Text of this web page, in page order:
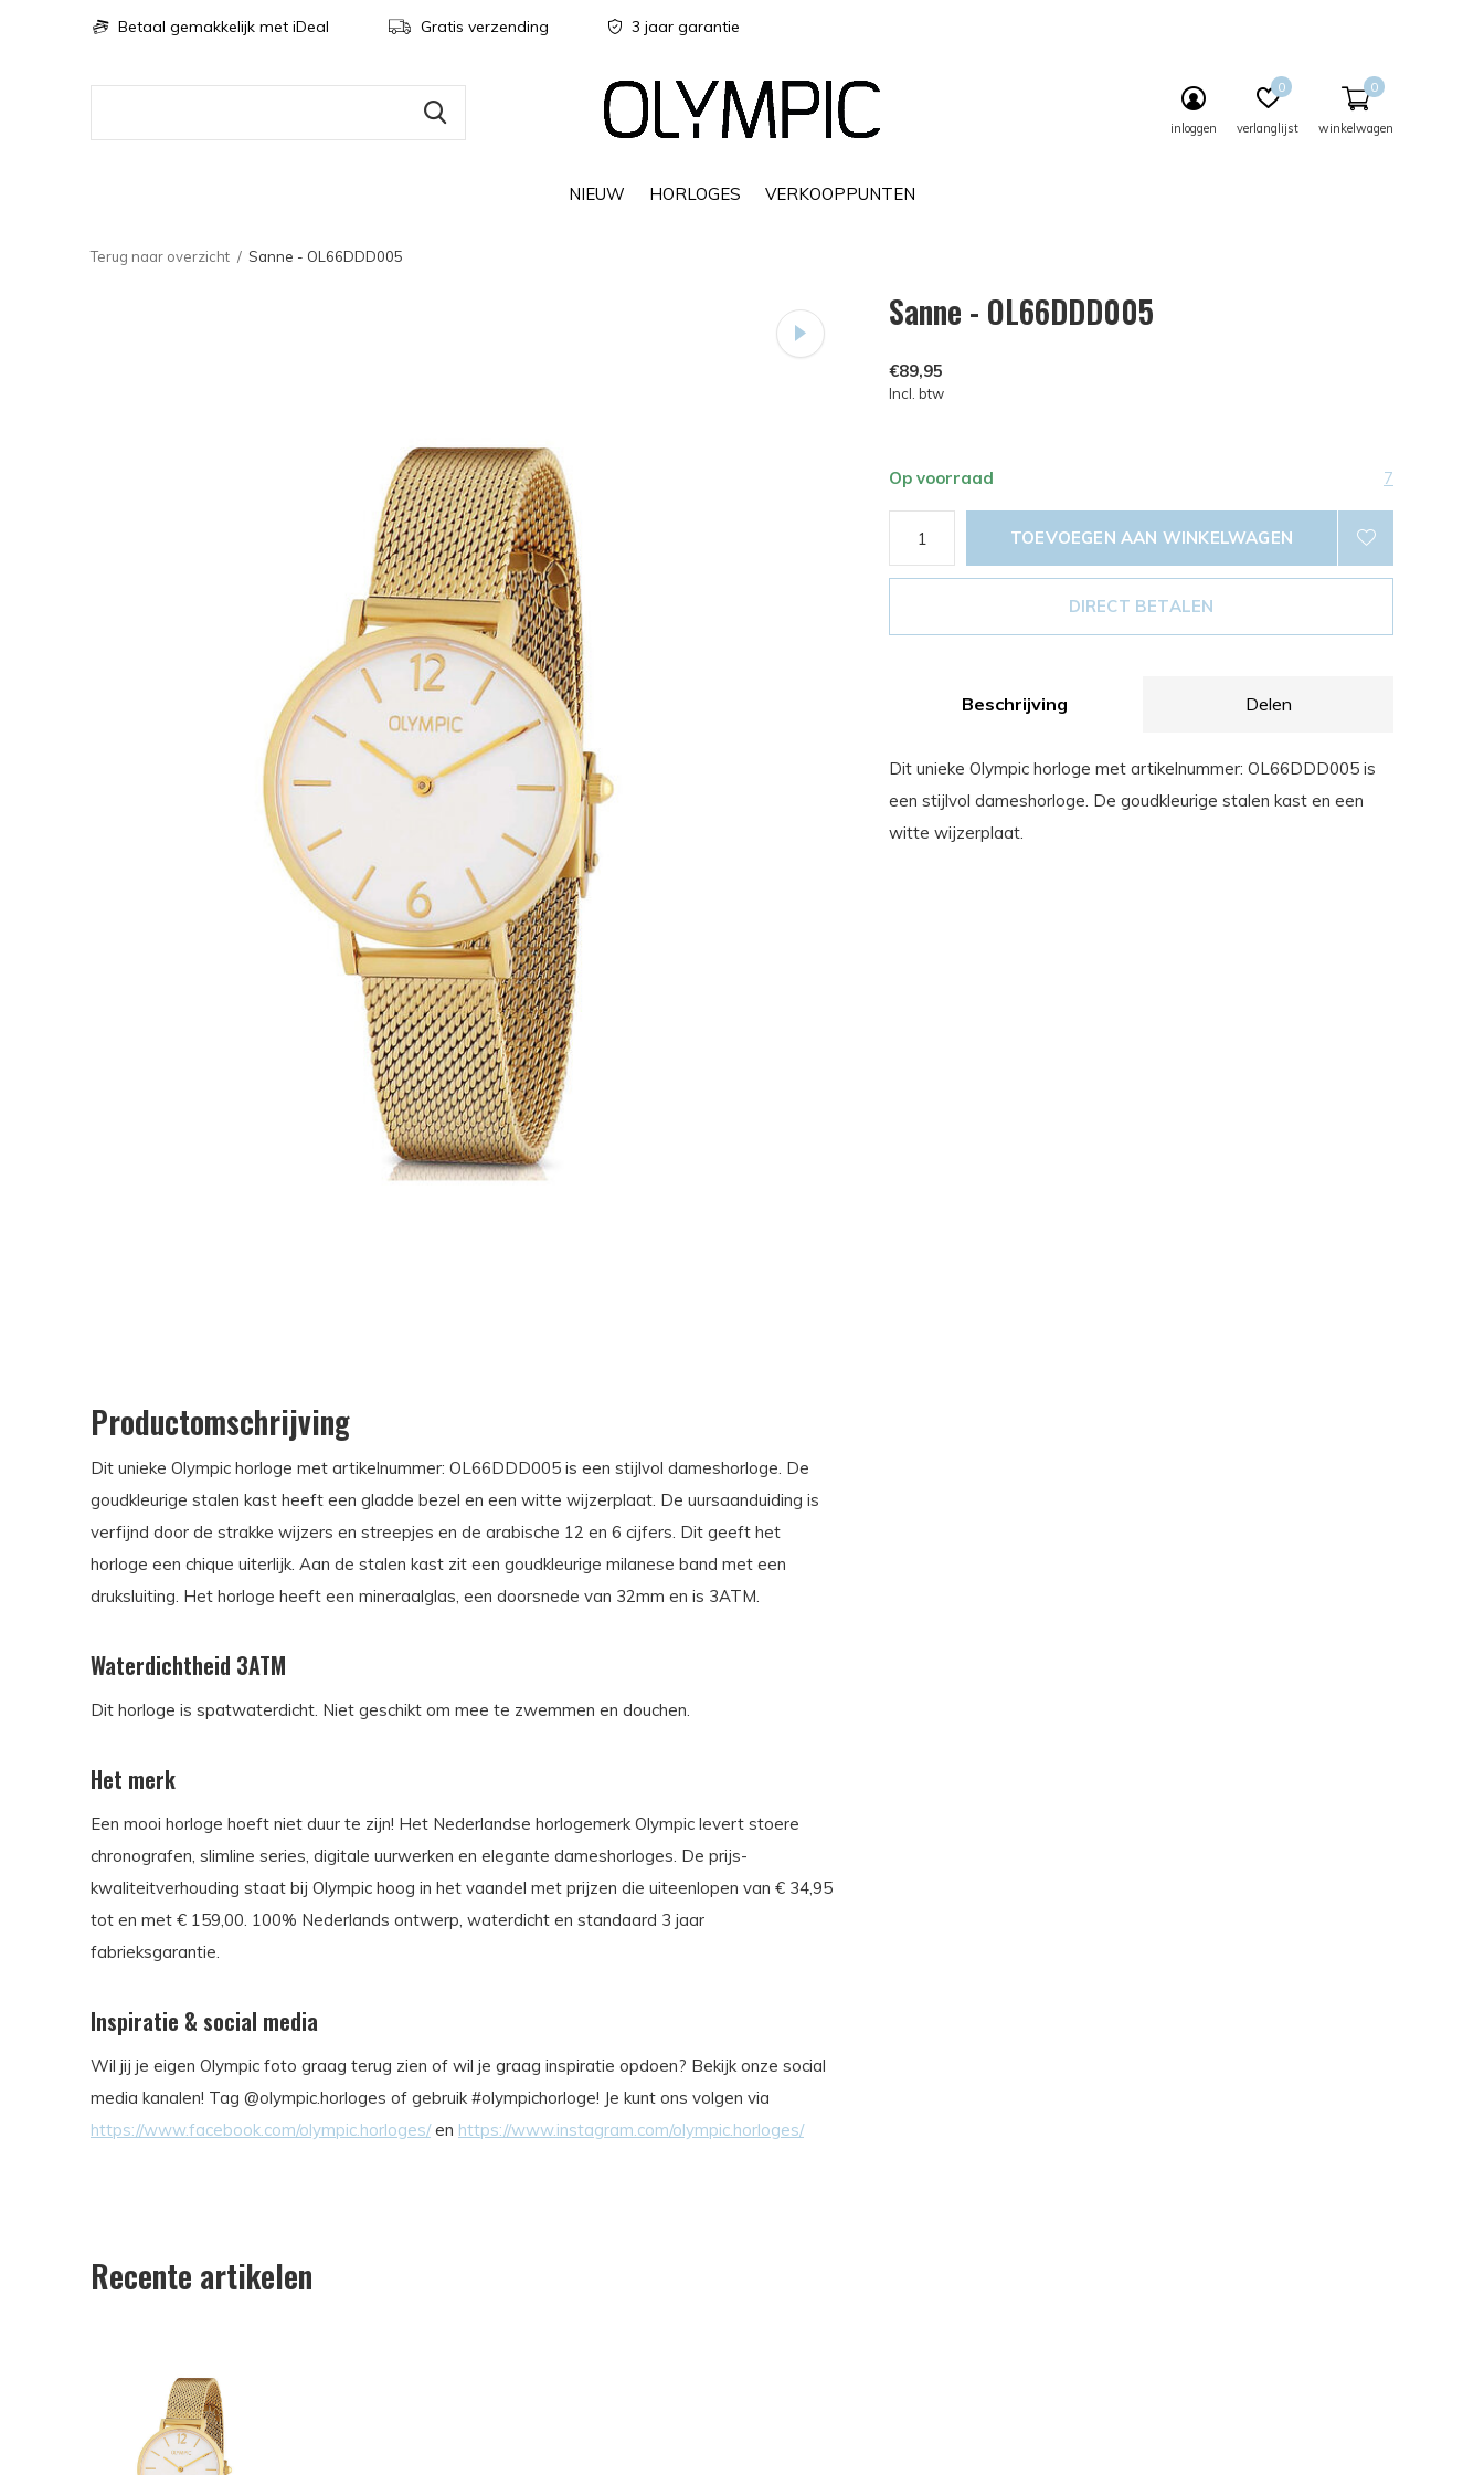
NIEUW HORLOGES VERKOOPPUNTEN
inloggen verlanglijst
0
winkelwagen
0
Betaal gemakkelijk met iDeal Gratis verzending 3 jaar garantie
Terug naar overzicht Sanne - OL66DDD005
Sanne - OL66DDD005
€89,95
Incl. btw
Op voorraad 7
TOEVOEGEN AAN WINKELWAGEN
DIRECT BETALEN
Beschrijving Delen
Dit unieke Olympic horloge met artikelnummer: OL66DDD005 is
een stijlvol dameshorloge. De goudkleurige stalen kast en een
witte wijzerplaat.
Productomschrijving
Dit unieke Olympic horloge met artikelnummer: OL66DDD005 is een stijlvol dameshorloge. De
goudkleurige stalen kast heeft een gladde bezel en een witte wijzerplaat. De uursaanduiding is
verfijnd door de strakke wijzers en streepjes en de arabische 12 en 6 cijfers. Dit geeft het
horloge een chique uiterlijk. Aan de stalen kast zit een goudkleurige milanese band met een
druksluiting. Het horloge heeft een mineraalglas, een doorsnede van 32mm en is 3ATM.
Waterdichtheid 3ATM
Dit horloge is spatwaterdicht. Niet geschikt om mee te zwemmen en douchen.
Het merk
Een mooi horloge hoeft niet duur te zijn! Het Nederlandse horlogemerk Olympic levert stoere
chronografen, slimline series, digitale uurwerken en elegante dameshorloges. De prijs-
kwaliteitverhouding staat bij Olympic hoog in het vaandel met prijzen die uiteenlopen van € 34,95
tot en met € 159,00. 100% Nederlands ontwerp, waterdicht en standaard 3 jaar
fabrieksgarantie.
Inspiratie & social media
Wil jij je eigen Olympic foto graag terug zien of wil je graag inspiratie opdoen? Bekijk onze social
media kanalen! Tag @olympic.horloges of gebruik #olympichorloge! Je kunt ons volgen via
https://www.facebook.com/olympic.horloges/en https://www.instagram.com/olympic.horloges/
Recente artikelen